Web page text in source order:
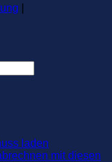
laden
mit diesen